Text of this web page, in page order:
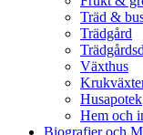
Träd &
Trädgård
Växthus
Husapotek
Hem och
Biografier och